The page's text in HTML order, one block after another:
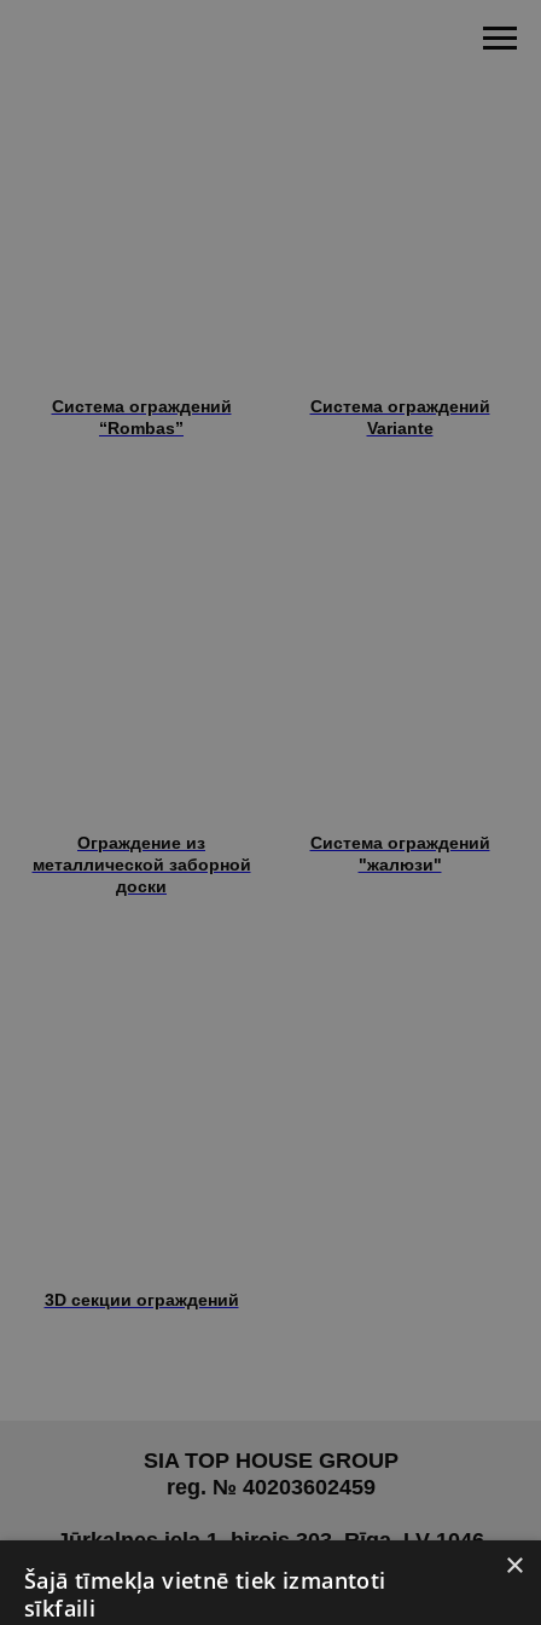
Система ограждений
“Rombas”
Система ограждений
Variante
Ограждение из
металлической заборной
доски
Система ограждений
"жалюзи"
3D секции ограждений
SIA TOP HOUSE GROUP
reg. № 40203602459
Jūrkalnes iela 1, birojs 303, Rīga, LV-1046
Pirms vizītes aicinām sazināties ar mums, lai
×
Šajā tīmekļa vietnē tiek izmantoti
sīkfaili